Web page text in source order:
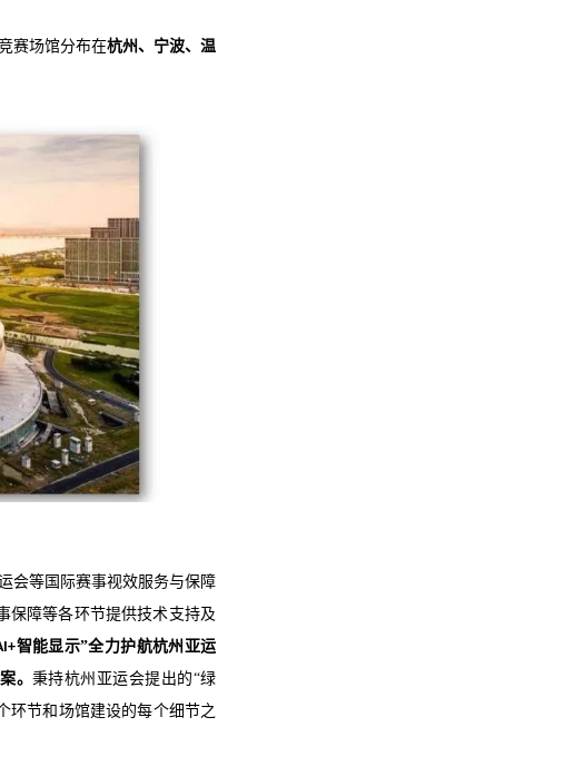
赛场馆分布在杭州、宁波、温
会等国际赛事视效服务与保障
保障等各环节提供技术支持及
智能显示”全力护航杭州亚运
。 秉持杭州亚运会提出的“绿
环节和场馆建设的每个细节之